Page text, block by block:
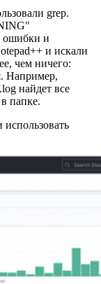
grep.
ошибки и
и искали
чем ничего:
Например,
.log найдет все
папке.
использовать